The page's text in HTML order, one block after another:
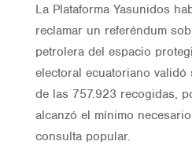
La Plataforma Yasunidos
reclamar un referéndum
petrolera del espacio
electoral ecuatoriano
de las 757.923 recogidas,
alcanzó el mínimo
consulta popular.